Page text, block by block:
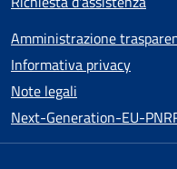
Amministrazione
Informativa privacy
Note legali
Next-Generation-EU-